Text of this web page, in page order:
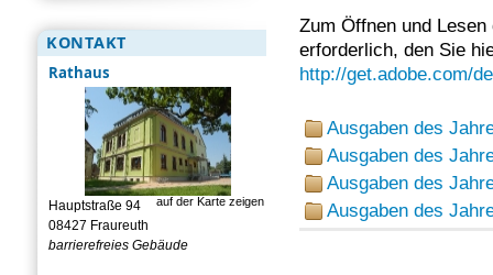
Zum Öffnen und
erforderlich, den Sie
http://get.adobe.com/
Ausgaben des
Ausgaben des
Ausgaben des
Ausgaben des
KONTAKT
Rathaus
auf der Karte zeigen
Hauptstraße 94
08427 Fraureuth
barrierefreies Gebäude